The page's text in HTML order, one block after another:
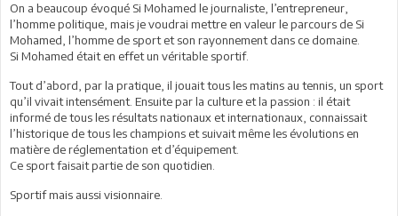
On a beaucoup évoqué Si Mohamed le journaliste, l’entrepreneur,
l’homme politique, mais je voudrai mettre en valeur le parcours de Si
Mohamed, l’homme de sport et son rayonnement dans ce domaine.
Si Mohamed était en effet un véritable sportif.
Tout d’abord, par la pratique, il jouait tous les matins au tennis, un sport
qu’il vivait intensément. Ensuite par la culture et la passion : il était
informé de tous les résultats nationaux et internationaux, connaissait
l’historique de tous les champions et suivait même les évolutions en
matière de réglementation et d’équipement.
Ce sport faisait partie de son quotidien.
Sportif mais aussi visionnaire.